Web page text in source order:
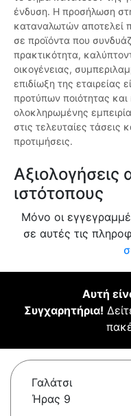
ένδυση. Η προσήλωση
καταναλωτών αποτελεί
σε προϊόντα που
πρακτικότητα,
οικογένειας,
επιδίωξη της εταιρείας
προτύπων ποιότητας
ολοκληρωμένης
στις τελευταίες τάσεις
προτιμήσεις.
ιστότοπους
Μόνο οι
σε αυτές τις
Αυτή
Συγχαρητήρια!
Γαλάτσι
Ήρας 9